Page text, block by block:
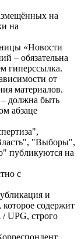
на
на
«Новости
– обязательна
гиперссылка.
от
материалов.
должна быть
абзаце
"Выборы",
публикуются на
с
и
содержит
UPG, строго